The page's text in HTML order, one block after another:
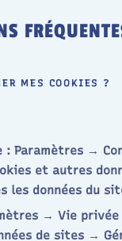
MES COOKIES ?
: Paramètres →
et autres
les données du
→ Vie
de sites →